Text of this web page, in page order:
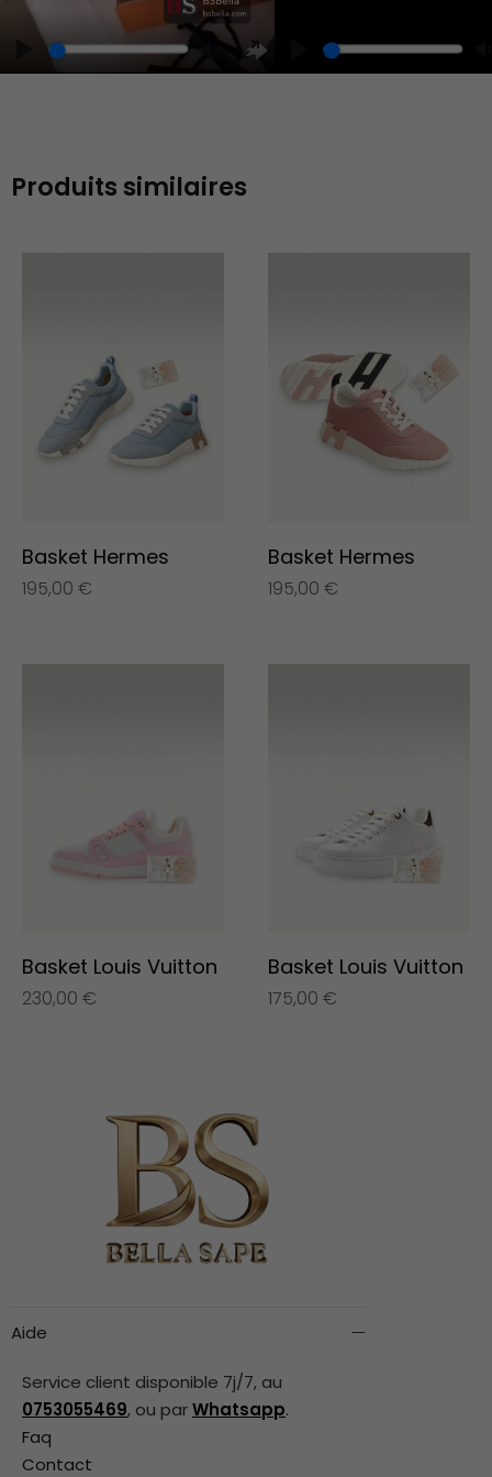
Play UnmuteEnter
Produits similaires
Basket Hermes
195,00 €
Basket Hermes
195,00 €
Basket Louis Vuitton
230,00 €
Basket Louis Vuitton
175,00 €
Aide
Service client disponible 7j/7, au
0753055469, ou parWhatsapp.
Faq
Contact